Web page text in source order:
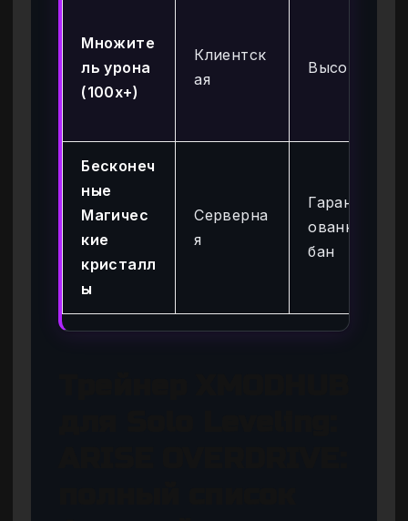
Множите
ль урона
(100x+)
Клиентск
ая
Высокий
Бесконеч
ные
Магичес
кие
кристалл
ы
Серверна
я
Гарантир
ованный
бан